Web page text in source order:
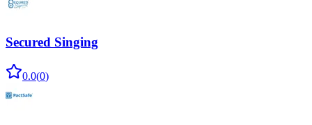
Secured Singing
0.0(0)